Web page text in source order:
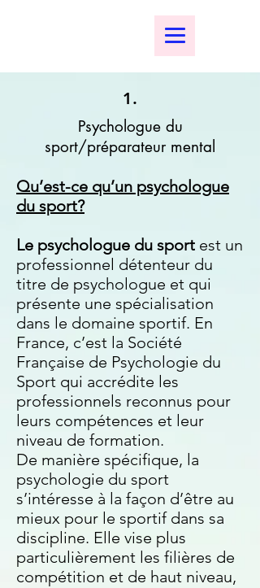
1.
Psychologue du
sport/préparateur mental
Qu’est-ce qu’un psychologue
du sport?
Le psychologue du sport est un
professionnel détenteur du
titre de psychologue et qui
présente une spécialisation
dans le domaine sportif. En
France, c’est la Société
Française de Psychologie du
Sport qui accrédite les
professionnels reconnus pour
leurs compétences et leur
niveau de formation.
De manière spécifique, la
psychologie du sport
s’intéresse à la façon d’être au
mieux pour le sportif dans sa
discipline. Elle vise plus
particulièrement les filières de
compétition et de haut niveau,